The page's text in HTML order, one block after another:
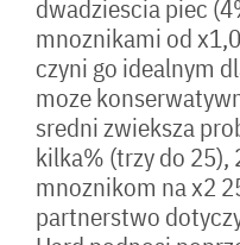
dwadziescia piec
mnoznikami od
czyni go idealnym
moze
sredni zwieksza
kilka% (trzy do 25),
mnoznikom na x2
partnerstwo